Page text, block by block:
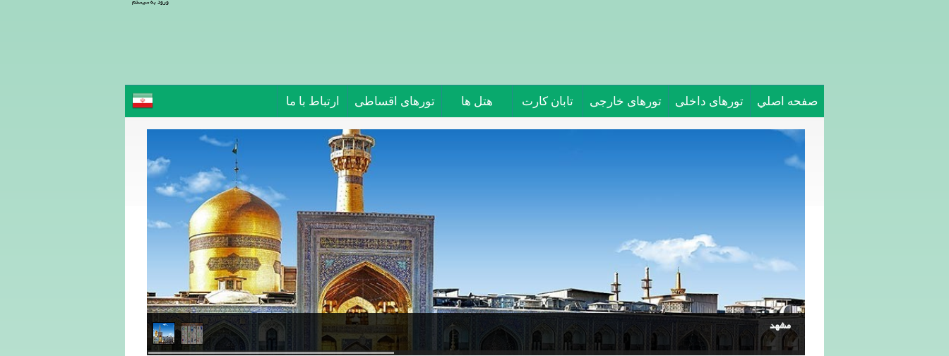
ورود به سیستم
صفحه اصلي تورهای داخلی تورهای خارجی تابان کارت هتل ها تورهای اقساطی ارتباط با ما
مشهد